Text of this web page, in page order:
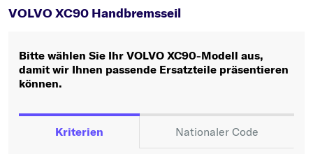
Wo finde ich die?
Oder
Oder Fahrzeugauswahl nach Kriterien:
Hersteller wählen
VOLVO XC90 Handbremsseil
Bitte wählen Sie Ihr VOLVO XC90-Modell aus,
damit wir Ihnen passende Ersatzteile präsentieren
können.
Kriterien Nationaler Code